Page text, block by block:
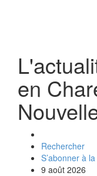
en
Rechercher
S’abonner à
9 août 2026